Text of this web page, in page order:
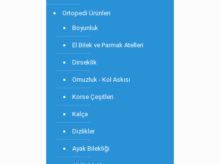
Ortopedi Ürünleri
Boyunluk
El Bilek ve Parmak Atelleri
Dirseklik
Omuzluk - Kol Askısı
Korse Çeşitleri
Kalça
Dizlikler
Ayak Bilekliği